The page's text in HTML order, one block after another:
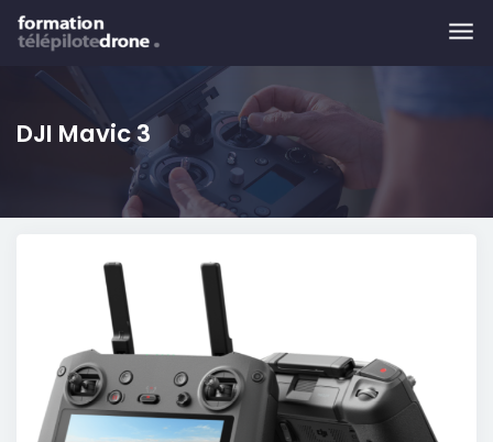
Skip to main content
DJI Mavic 3